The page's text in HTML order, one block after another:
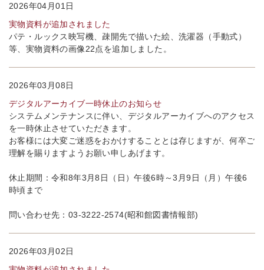
2026年04月01日
実物資料が追加されました
パテ・ルックス映写機、疎開先で描いた絵、洗濯器（手動式）
等、実物資料の画像22点を追加しました。
2026年03月08日
デジタルアーカイブ一時休止のお知らせ
システムメンテナンスに伴い、デジタルアーカイブへのアクセス
を一時休止させていただきます。
お客様には大変ご迷惑をおかけすることとは存じますが、何卒ご
理解を賜りますようお願い申しあげます。
休止期間：令和8年3月8日（日）午後6時～3月9日（月）午後6
時頃まで
問い合わせ先：03-3222-2574(昭和館図書情報部)
2026年03月02日